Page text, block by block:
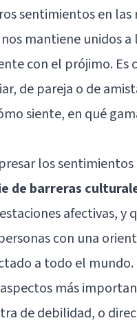
sentimientos en
mantiene unidos
con el prójimo.
de pareja o de
siente, en qué
los
de barreras
afectivas, y
con una
a todo el
más
de debilidad, o